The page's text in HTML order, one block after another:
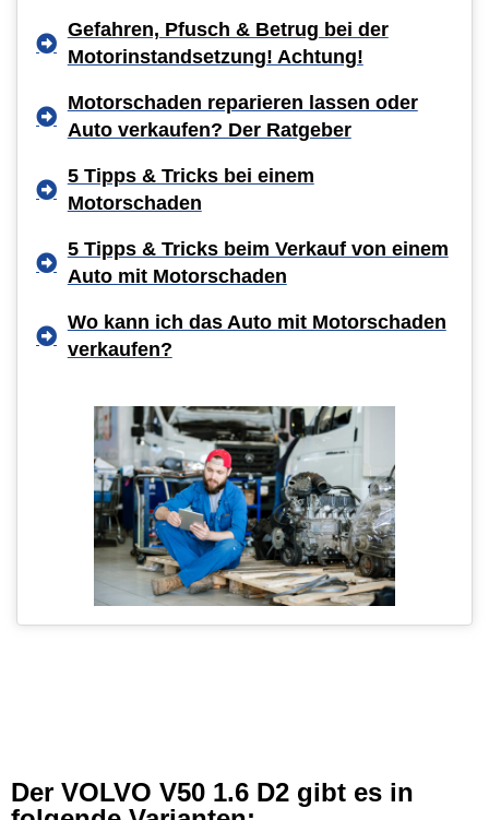
Gefahren, Pfusch & Betrug bei der
Motorinstandsetzung! Achtung!
Motorschaden reparieren lassen oder
Auto verkaufen? Der Ratgeber
5 Tipps & Tricks bei einem
Motorschaden
5 Tipps & Tricks beim Verkauf von einem
Auto mit Motorschaden
Wo kann ich das Auto mit Motorschaden
verkaufen?
Der VOLVO V50 1.6 D2 gibt es in